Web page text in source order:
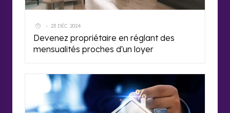
- 23 DÉC. 2024
Devenez propriétaire en réglant des
mensualités proches d'un loyer